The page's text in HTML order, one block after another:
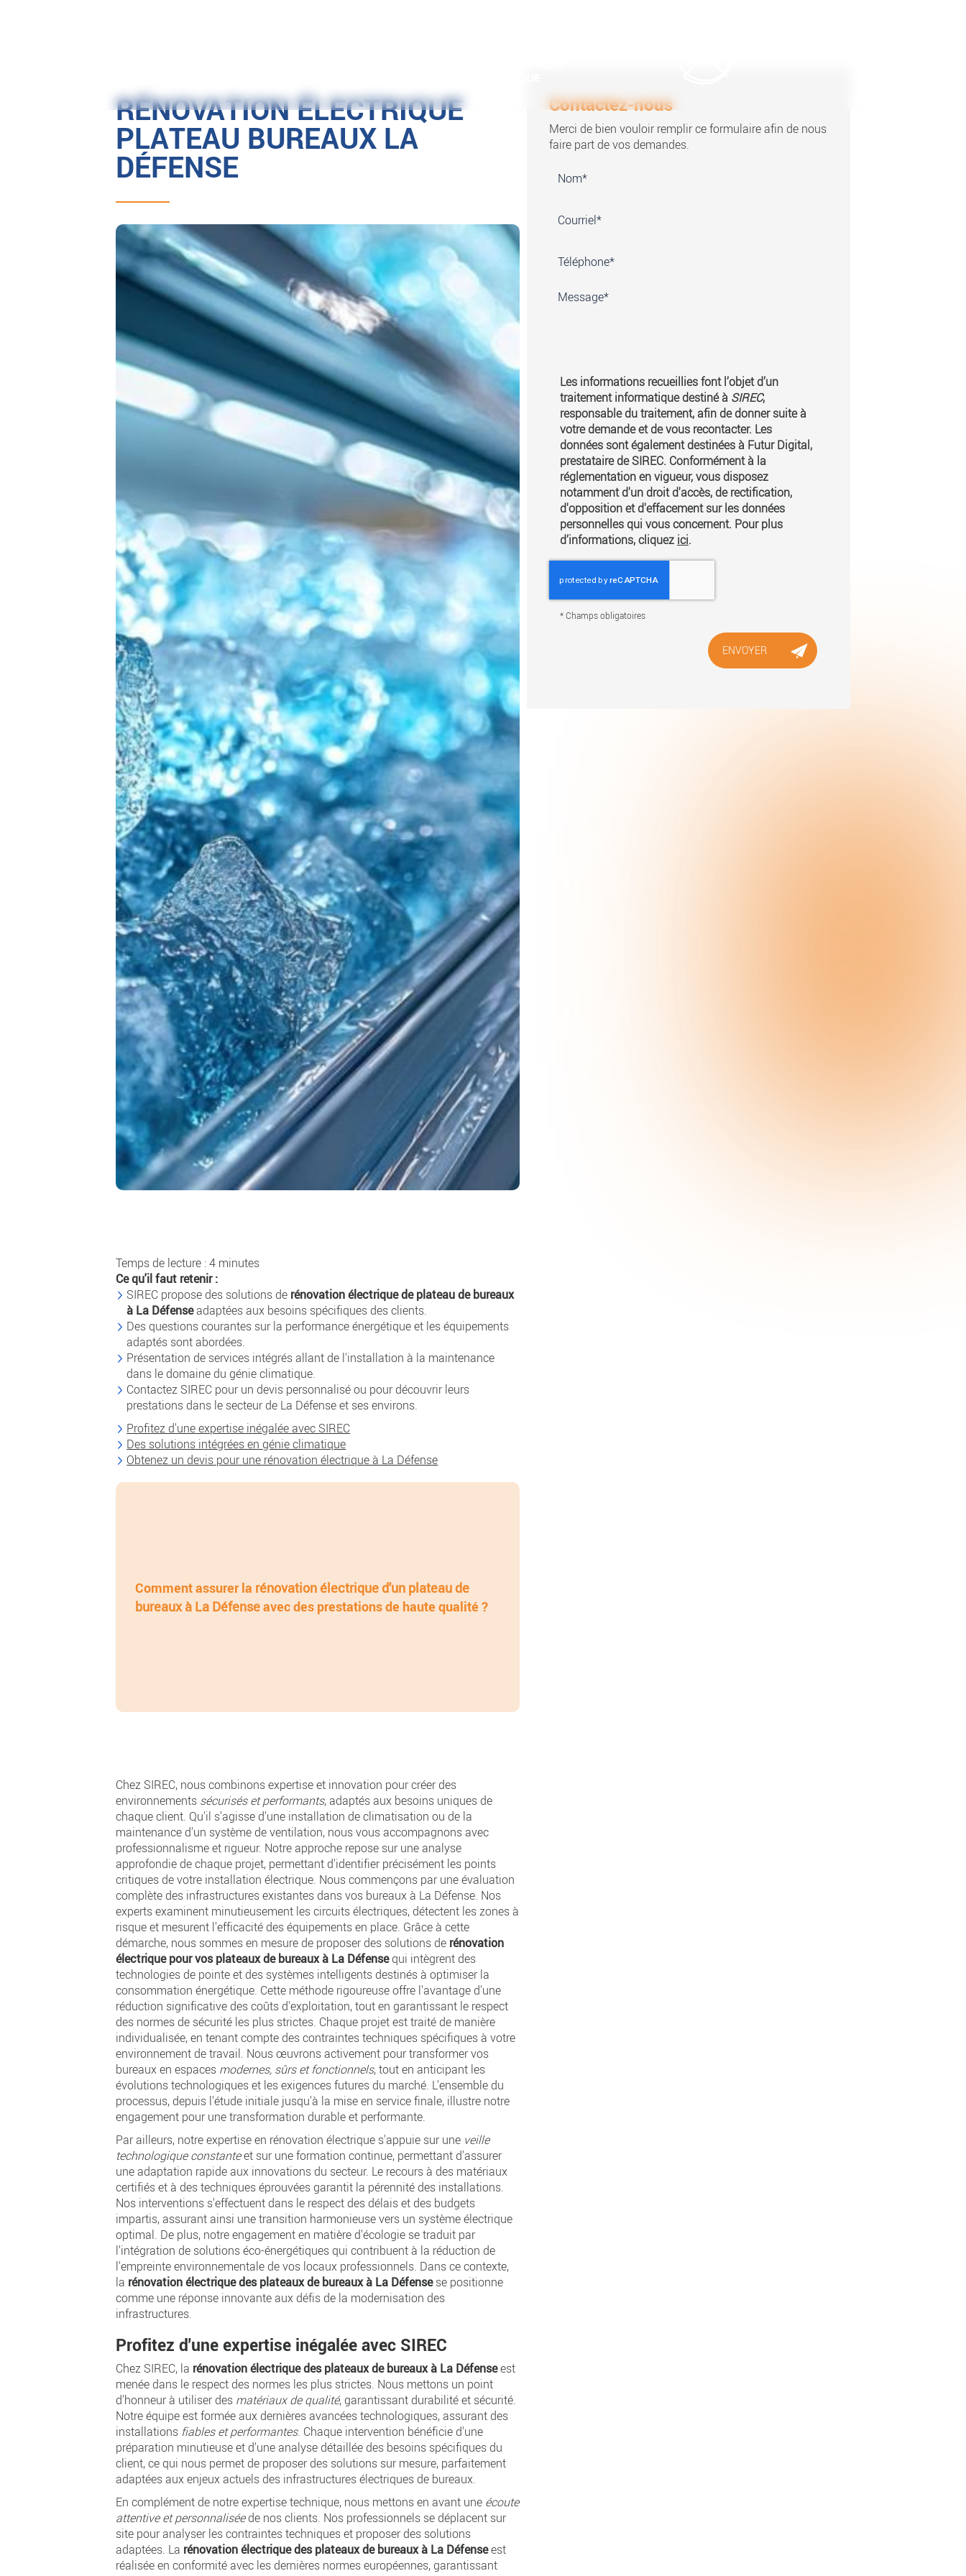
RÉNOVATION ÉLECTRIQUE
PLATEAU BUREAUX LA
DÉFENSE
Temps de lecture : 4 minutes
Ce qu'il faut retenir :
SIREC propose des solutions de rénovation électrique de plateau de bureaux
à La Défenseadaptées aux besoins spécifiques des clients.
Des questions courantes sur la performance énergétique et les équipements
adaptés sont abordées.
Présentation de services intégrés allant de l'installation à la maintenance
dans le domaine du génie climatique.
Contactez SIREC pour un devis personnalisé ou pour découvrir leurs
prestations dans le secteur de La Défense et ses environs.
Profitez d'une expertise inégalée avec SIREC
Des solutions intégrées en génie climatique
Obtenez un devis pour une rénovation électrique à La Défense
Comment assurer la rénovation électrique d'un plateau de
bureaux à La Défenseavec des prestations de haute qualité ?
Chez SIREC, nous combinons expertise et innovation pour créer des
environnements sécurisés et performants, adaptés aux besoins uniques de
chaque client. Qu'il s'agisse d'une installation de climatisation ou de la
maintenance d'un système de ventilation, nous vous accompagnons avec
professionnalisme et rigueur. Notre approche repose sur une analyse
approfondie de chaque projet, permettant d'identifier précisément les points
critiques de votre installation électrique. Nous commençons par une évaluation
complète des infrastructures existantes dans vos bureaux à La Défense. Nos
experts examinent minutieusement les circuits électriques, détectent les zones à
risque et mesurent l'efficacité des équipements en place. Grâce à cette
démarche, nous sommes en mesure de proposer des solutions de rénovation
électrique pour vos plateaux de bureaux à La Défensequi intègrent des
technologies de pointe et des systèmes intelligents destinés à optimiser la
consommation énergétique. Cette méthode rigoureuse offre l'avantage d'une
réduction significative des coûts d'exploitation, tout en garantissant le respect
des normes de sécurité les plus strictes. Chaque projet est traité de manière
individualisée, en tenant compte des contraintes techniques spécifiques à votre
environnement de travail. Nous œuvrons activement pour transformer vos
bureaux en espaces modernes, sûrs et fonctionnels, tout en anticipant les
évolutions technologiques et les exigences futures du marché. L'ensemble du
processus, depuis l'étude initiale jusqu'à la mise en service finale, illustre notre
engagement pour une transformation durable et performante.
Par ailleurs, notre expertise en rénovation électrique s'appuie sur une veille
technologique constanteet sur une formation continue, permettant d'assurer
une adaptation rapide aux innovations du secteur. Le recours à des matériaux
certifiés et à des techniques éprouvées garantit la pérennité des installations.
Nos interventions s'effectuent dans le respect des délais et des budgets
impartis, assurant ainsi une transition harmonieuse vers un système électrique
optimal. De plus, notre engagement en matière d'écologie se traduit par
l'intégration de solutions éco-énergétiques qui contribuent à la réduction de
l'empreinte environnementale de vos locaux professionnels. Dans ce contexte,
la rénovation électrique des plateaux de bureaux à La Défensese positionne
comme une réponse innovante aux défis de la modernisation des
infrastructures.
Profitez d'une expertise inégalée avec SIREC
Chez SIREC, la rénovation électrique des plateaux de bureaux à La Défenseest
menée dans le respect des normes les plus strictes. Nous mettons un point
d'honneur à utiliser des matériaux de qualité, garantissant durabilité et sécurité.
Notre équipe est formée aux dernières avancées technologiques, assurant des
installations fiables et performantes. Chaque intervention bénéficie d'une
préparation minutieuse et d'une analyse détaillée des besoins spécifiques du
client, ce qui nous permet de proposer des solutions sur mesure, parfaitement
adaptées aux enjeux actuels des infrastructures électriques de bureaux.
En complément de notre expertise technique, nous mettons en avant une écoute
attentive et personnaliséede nos clients. Nos professionnels se déplacent sur
site pour analyser les contraintes techniques et proposer des solutions
adaptées. La rénovation électrique des plateaux de bureaux à La Défenseest
réalisée en conformité avec les dernières normes européennes, garantissant
Contactez-nous
Merci de bien vouloir remplir ce formulaire afin de nous
faire part de vos demandes.
Les informations recueillies font l’objet d’un
traitement informatique destiné à SIREC,
responsable du traitement, afin de donner suite à
votre demande et de vous recontacter. Les
données sont également destinées à Futur Digital,
prestataire de SIREC. Conformément à la
réglementation en vigueur, vous disposez
notamment d'un droit d'accès, de rectification,
d'opposition et d'effacement sur les données
personnelles qui vous concernent. Pour plus
d’informations, cliquez ici.
*Champs obligatoires